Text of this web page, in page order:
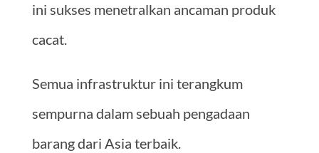
ini sukses menetralkan ancaman produk
cacat.
Semua infrastruktur ini terangkum
sempurna dalam sebuah pengadaan
barang dari Asia terbaik.